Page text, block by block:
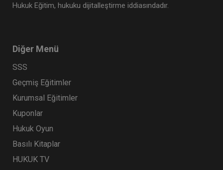
X. Oturum
360 TL
Tüketici Hukuku Enstitüsü
Hukuk Eğitim, hukuku dijitalleştirme iddiasındadır.
Diğer Menü
SSS
Geçmiş Eğitimler
Kurumsal Eğitimler
Kuponlar
Hukuk Oyun
Basılı Kitaplar
HUKUK TV